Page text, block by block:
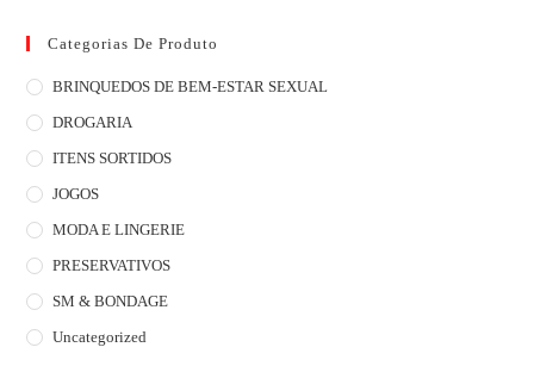
Categorias De Produto
BRINQUEDOS DE BEM-ESTAR SEXUAL
DROGARIA
ITENS SORTIDOS
JOGOS
MODA E LINGERIE
PRESERVATIVOS
SM & BONDAGE
Uncategorized